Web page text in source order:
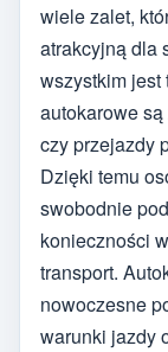
wiele zalet,
atrakcyjną dla
wszystkim
autokarowe
czy przejazdy
Dzięki temu
swobodnie
konieczności
transport.
nowoczesne
warunki jazdy